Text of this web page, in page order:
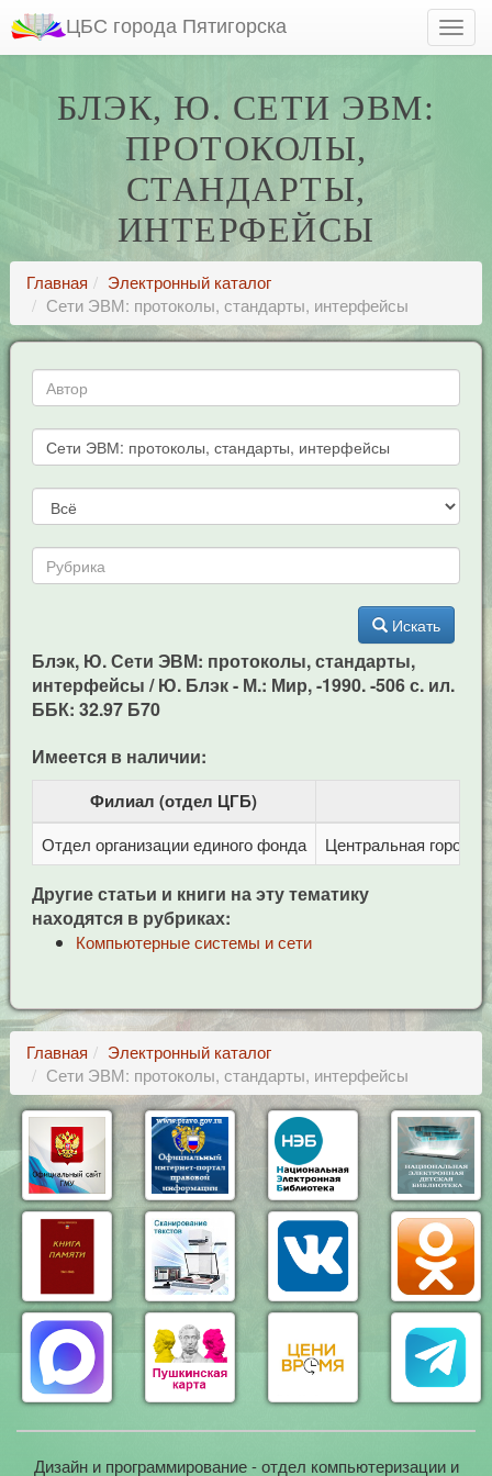
ЦБС города Пятигорска
БЛЭК, Ю. СЕТИ ЭВМ:
ПРОТОКОЛЫ,
СТАНДАРТЫ,
ИНТЕРФЕЙСЫ
Главная
Электронный каталог
Сети ЭВМ: протоколы, стандарты, интерфейсы
Искать
Блэк, Ю. Сети ЭВМ: протоколы, стандарты,
интерфейсы / Ю. Блэк - М.: Мир, -1990. -506 с. ил.
ББК: 32.97 Б70
Имеется в наличии:
Филиал (отдел ЦГБ)
Отдел организации единого фонда Центральная
Другие статьи и книги на эту тематику
находятся в рубриках:
Компьютерные системы и сети
Главная
Электронный каталог
Сети ЭВМ: протоколы, стандарты, интерфейсы
Дизайн и программирование - отдел компьютеризации и